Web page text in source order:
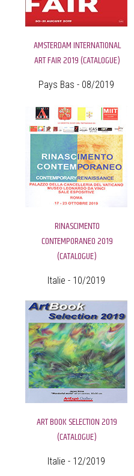
AMSTERDAM INTERNATIONAL
ART FAIR 2019 (CATALOGUE)
Pays Bas - 08/2019
RINASCIMENTO
CONTEMPORANEO 2019
(CATALOGUE)
Italie - 10/2019
ART BOOK SELECTION 2019
(CATALOGUE)
Italie - 12/2019